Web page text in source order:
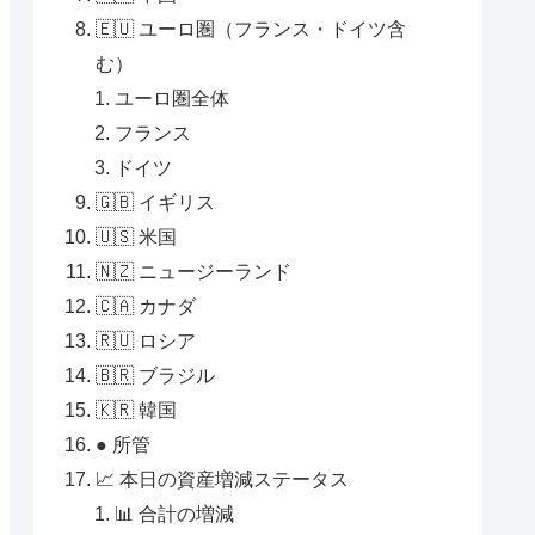
🇪🇺 ユーロ圏（フランス・ドイツ含
む）
ユーロ圏全体
フランス
ドイツ
🇬🇧 イギリス
🇺🇸 米国
🇳🇿 ニュージーランド
🇨🇦 カナダ
🇷🇺 ロシア
🇧🇷 ブラジル
🇰🇷 韓国
● 所管
📈 本日の資産増減ステータス
📊 合計の増減